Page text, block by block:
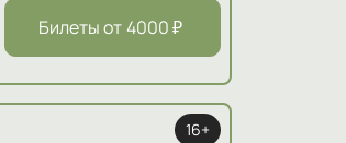
Билеты от 4000₽
16+